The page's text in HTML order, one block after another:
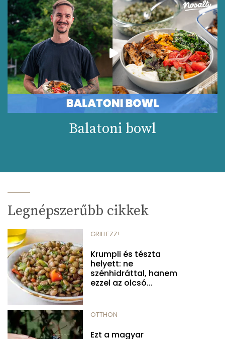
Balatoni bowl
Legnépszerűbb cikkek
GRILLEZZ!
Krumpli és tészta
helyett: ne
szénhidráttal, hanem
ezzel az olcsó...
OTTHON
Ezt a magyar